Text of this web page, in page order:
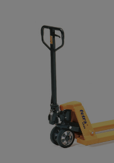
Bildergalerie überspringen